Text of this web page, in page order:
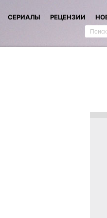
СЕРИАЛЫ РЕЦЕНЗИИ